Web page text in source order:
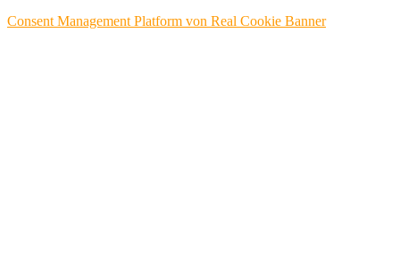
Consent Management Platform von Real Cookie Banner